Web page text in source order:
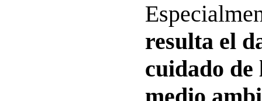
resulta el
cuidado de